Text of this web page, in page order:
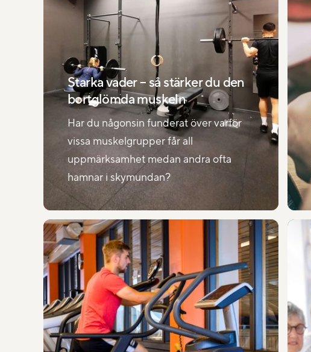
Starka vader – så stärker du den
bortglömda muskeln
Har du någonsin funderat över varför
vissa muskelgrupper får all
uppmärksamhet medan andra ofta
hamnar i skymundan?